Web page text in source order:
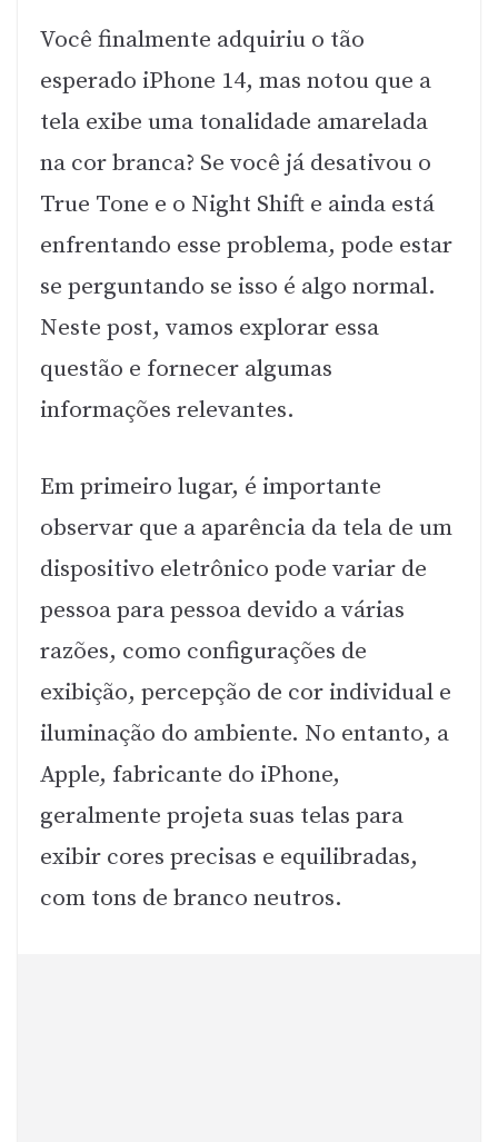
Você finalmente adquiriu o tão
esperado iPhone 14, mas notou que a
tela exibe uma tonalidade amarelada
na cor branca? Se você já desativou o
True Tone e o Night Shift e ainda está
enfrentando esse problema, pode estar
se perguntando se isso é algo normal.
Neste post, vamos explorar essa
questão e fornecer algumas
informações relevantes.
Em primeiro lugar, é importante
observar que a aparência da tela de um
dispositivo eletrônico pode variar de
pessoa para pessoa devido a várias
razões, como configurações de
exibição, percepção de cor individual e
iluminação do ambiente. No entanto, a
Apple, fabricante do iPhone,
geralmente projeta suas telas para
exibir cores precisas e equilibradas,
com tons de branco neutros.